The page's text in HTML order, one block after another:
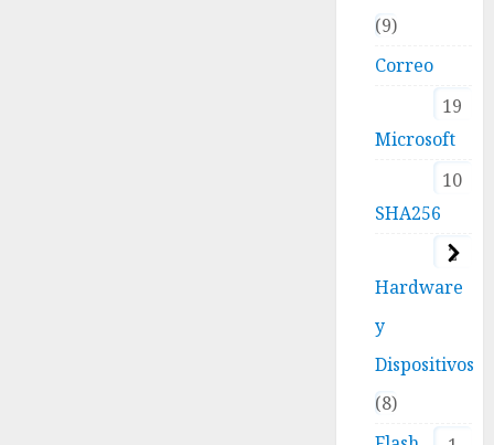
9
Correo
19
Microsoft
10
SHA256
2
Hardware
y
Dispositivos
8